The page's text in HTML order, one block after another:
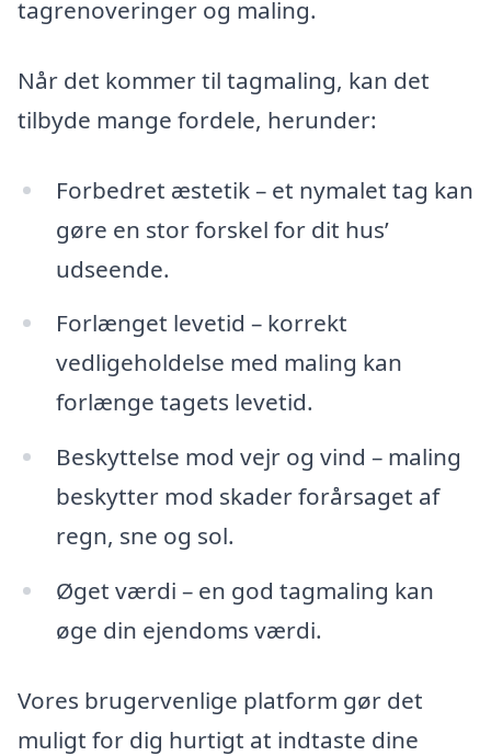
tagrenoveringer og maling.
Når det kommer til tagmaling, kan det
tilbyde mange fordele, herunder:
Forbedret æstetik – et nymalet tag kan
gøre en stor forskel for dit hus’
udseende.
Forlænget levetid – korrekt
vedligeholdelse med maling kan
forlænge tagets levetid.
Beskyttelse mod vejr og vind – maling
beskytter mod skader forårsaget af
regn, sne og sol.
Øget værdi – en god tagmaling kan
øge din ejendoms værdi.
Vores brugervenlige platform gør det
muligt for dig hurtigt at indtaste dine